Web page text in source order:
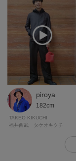
piroya
182cm
TAKEO KIKUCHI
福井西武 タケオキクチ